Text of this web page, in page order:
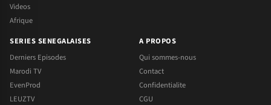
Videos
Afrique
SERIES SENEGALAISES
Derniers Episodes
Marodi TV
EvenProd
LEUZTV
A PROPOS
Qui sommes-nous
Contact
Confidentialite
CGU